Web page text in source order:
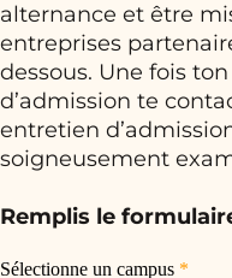
alternance et être
entreprises
dessous. Une fois
d’admission te
entretien
soigneusement
Remplis le